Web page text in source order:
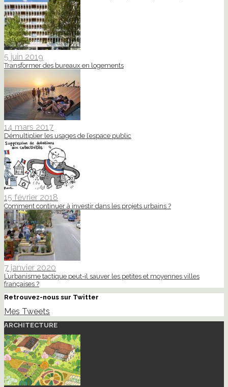
5 juin 2019
Transformer des bureaux en logements
14 mars 2017
Démultiplier les usages de l’espace public
15 février 2018
Comment continuer à investir dans les projets urbains ?
7 janvier 2020
L’urbanisme tactique peut-il sauver les petites et moyennes villes
françaises ?
Retrouvez-nous sur Twitter
Mes Tweets
ARCHITECTURE